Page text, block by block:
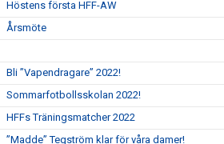
Höstens första HFF-AW
Årsmöte
Bli ”Vapendragare” 2022!
Sommarfotbollsskolan 2022!
HFFs Träningsmatcher 2022
”Madde” Tegström klar för våra damer!